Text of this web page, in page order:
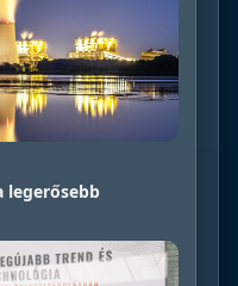
legerősebb